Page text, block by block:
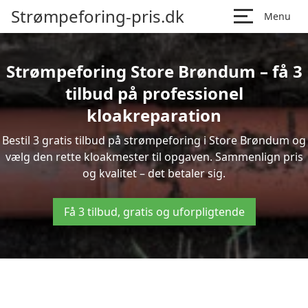
Strømpeforing-pris.dk Menu
Strømpeforing Store Brøndum – få 3
tilbud på professionel
kloakreparation
Bestil 3 gratis tilbud på strømpeforing i Store Brøndum og
vælg den rette kloakmester til opgaven. Sammenlign pris
og kvalitet – det betaler sig.
Få 3 tilbud, gratis og uforpligtende